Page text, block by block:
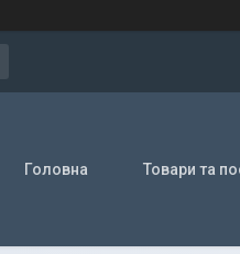
Головна Товари та